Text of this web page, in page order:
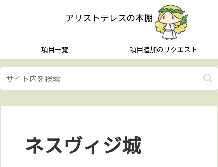
アリストテレスの本棚
項目一覧 項目追加のリクエスト
ネスヴィジ城